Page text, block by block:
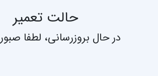
حالت تعمیر
در حال بروزرسانی، لطفا